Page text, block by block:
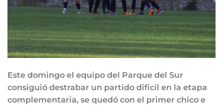
Este domingo el equipo del Parque del Sur
consiguió destrabar un partido difícil en la etapa
complementaria, se quedó con el primer chico e